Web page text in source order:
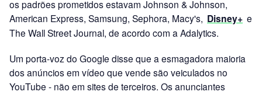
os padrões prometidos estavam Johnson & Johnson,
American Express, Samsung, Sephora, Macy's, Disney+ e
The Wall Street Journal, de acordo com a Adalytics.
Um porta-voz do Google disse que a esmagadora maioria
dos anúncios em vídeo que vende são veiculados no
YouTube - não em sites de terceiros. Os anunciantes